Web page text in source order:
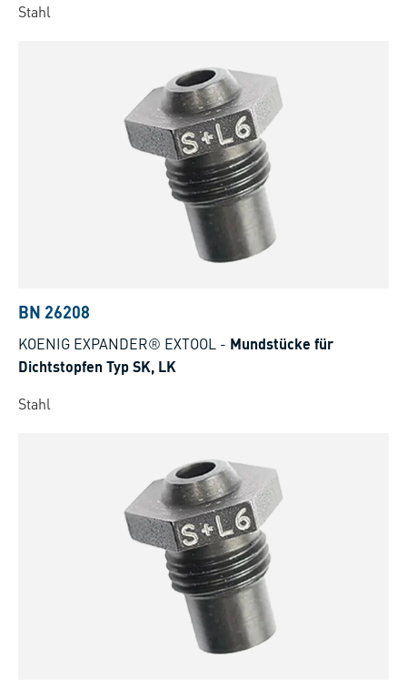
Stahl
BN 26208
KOENIG EXPANDER® EXTOOL - Mundstücke für
Dichtstopfen Typ SK, LK
Stahl